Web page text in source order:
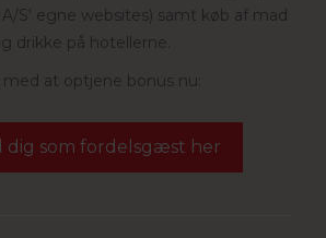
S' egne websites) samt køb af mad
drikke på hotellerne.
at optjene bonus nu:
dig som fordelsgæst her